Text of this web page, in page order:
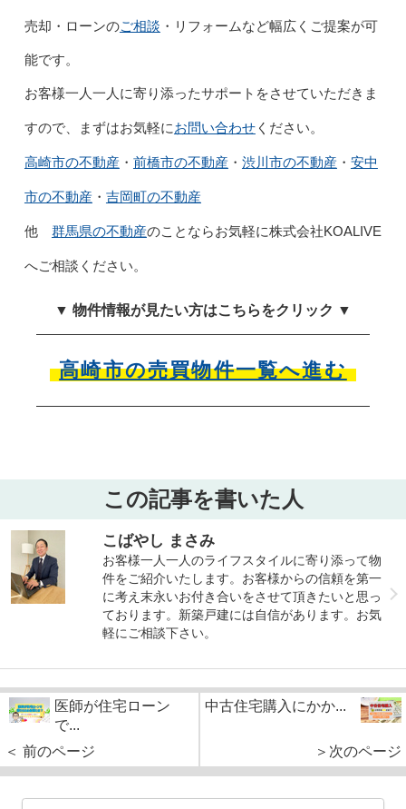
売却・ローンのご相談 ・リフォームなど幅広くご提案が可
能です。
お客様一人一人に寄り添ったサポートをさせていただきま
すので、まずはお気軽にお問い合わせください。
高崎市の不動産 ・ 前橋市の不動産 ・ 渋川市の不動産 ・ 安中
市の不動産 ・ 吉岡町の不動産
他 群馬県の不動産のことならお気軽に株式会社KOALIVE
へご相談ください。
▼ 物件情報が見たい方はこちらをクリック ▼
高崎市の売買物件一覧へ進む
この記事を書いた人
こばやし まさみ
お客様一人一人のライフスタイルに寄り添って物
件をご紹介いたします。お客様からの信頼を第一
に考え末永いお付き合いをさせて頂きたいと思っ
ております。新築戸建には自信があります。お気
軽にご相談下さい。
医師が住宅ローン
で...
＜ 前のページ
中古住宅購入にかか...
＞次のページ